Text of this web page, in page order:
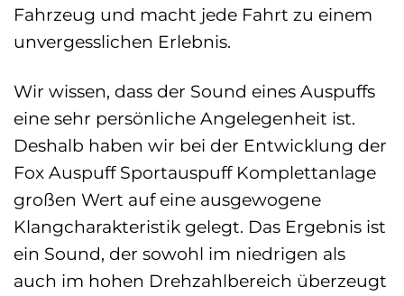
Fahrzeug und macht jede Fahrt zu einem
unvergesslichen Erlebnis.
Wir wissen, dass der Sound eines Auspuffs
eine sehr persönliche Angelegenheit ist.
Deshalb haben wir bei der Entwicklung der
Fox Auspuff Sportauspuff Komplettanlage
großen Wert auf eine ausgewogene
Klangcharakteristik gelegt. Das Ergebnis ist
ein Sound, der sowohl im niedrigen als
auch im hohen Drehzahlbereich überzeugt